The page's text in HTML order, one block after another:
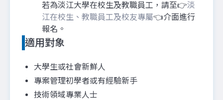
若為淡江大學在校生及教職員工，請至👉淡
江在校生、教職員工及校友專屬👈介面進行
報名。
適用對象
大學生或社會新鮮人
專案管理初學者或有經驗新手
技術領域專業人士